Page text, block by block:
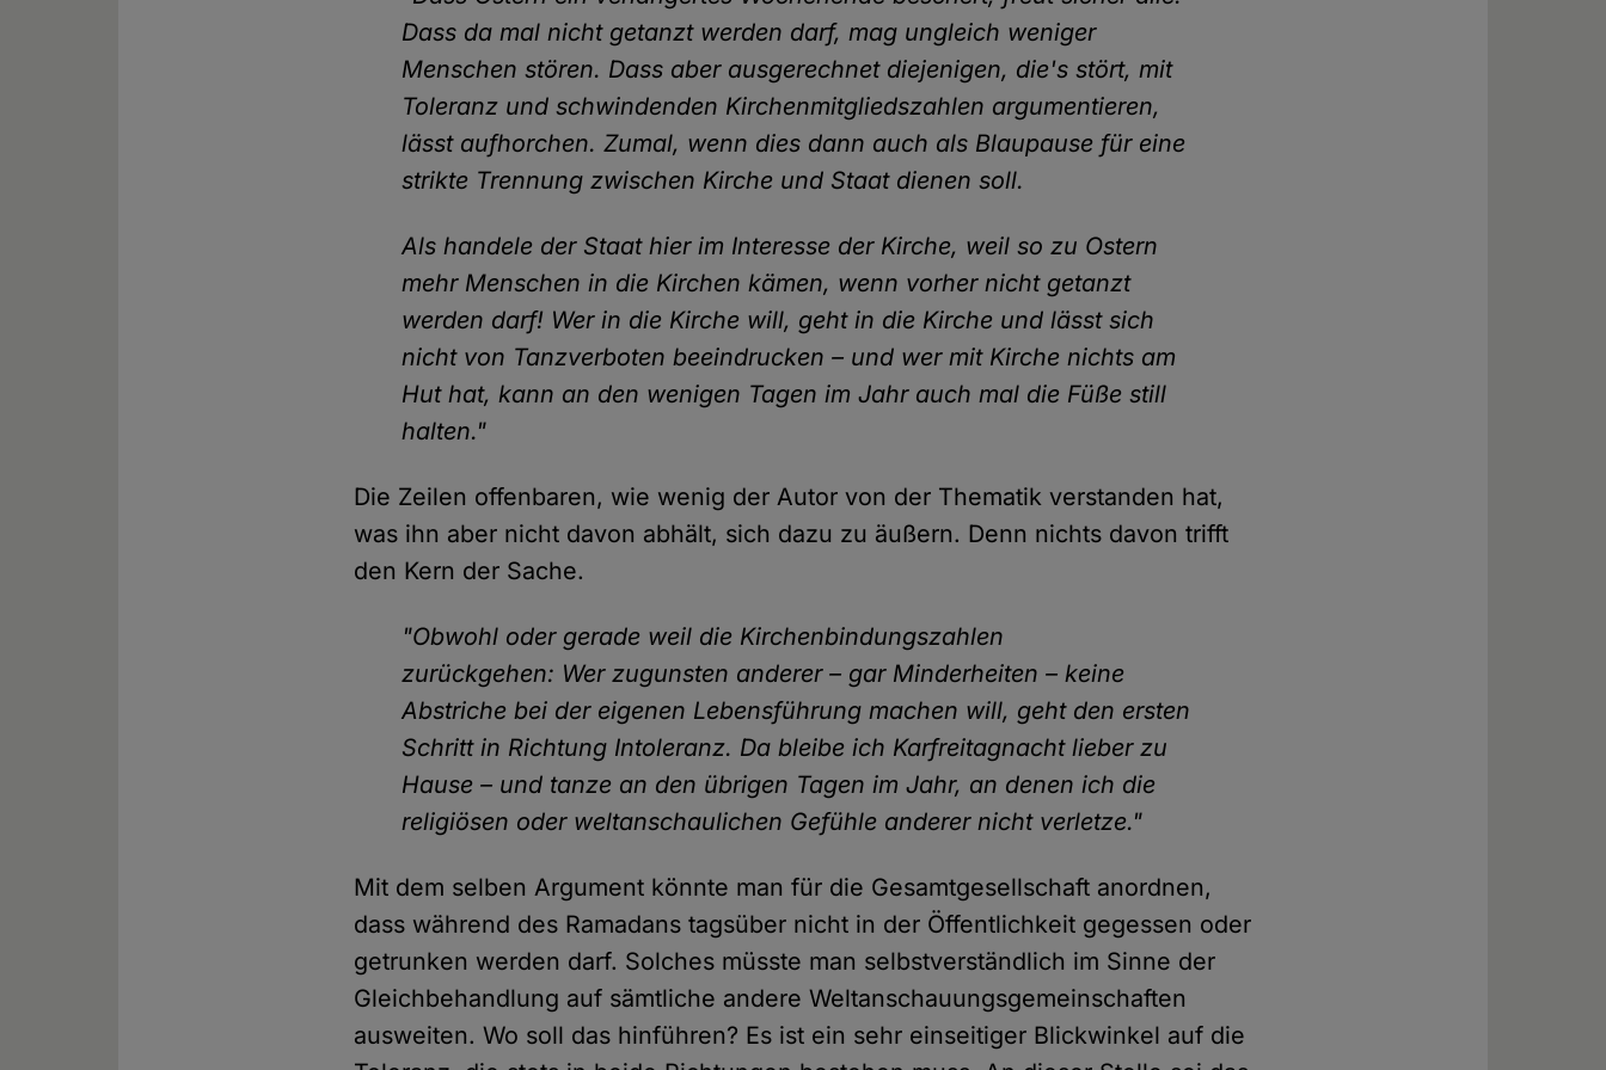
Dass da mal nicht getanzt werden darf, mag ungleich weniger
Menschen stören. Dass aber ausgerechnet diejenigen, die's stört, mit
Toleranz und schwindenden Kirchenmitgliedszahlen argumentieren,
lässt aufhorchen. Zumal, wenn dies dann auch als Blaupause für eine
strikte Trennung zwischen Kirche und Staat dienen soll.
Als handele der Staat hier im Interesse der Kirche, weil so zu Ostern
mehr Menschen in die Kirchen kämen, wenn vorher nicht getanzt
werden darf! Wer in die Kirche will, geht in die Kirche und lässt sich
nicht von Tanzverboten beeindrucken – und wer mit Kirche nichts am
Hut hat, kann an den wenigen Tagen im Jahr auch mal die Füße still
halten."
Die Zeilen offenbaren, wie wenig der Autor von der Thematik verstanden hat,
was ihn aber nicht davon abhält, sich dazu zu äußern. Denn nichts davon trifft
den Kern der Sache.
"Obwohl oder gerade weil die Kirchenbindungszahlen
zurückgehen: Wer zugunsten anderer – gar Minderheiten – keine
Abstriche bei der eigenen Lebensführung machen will, geht den ersten
Schritt in Richtung Intoleranz. Da bleibe ich Karfreitagnacht lieber zu
Hause – und tanze an den übrigen Tagen im Jahr, an denen ich die
religiösen oder weltanschaulichen Gefühle anderer nicht verletze."
Mit dem selben Argument könnte man für die Gesamtgesellschaft anordnen,
dass während des Ramadans tagsüber nicht in der Öffentlichkeit gegessen oder
getrunken werden darf. Solches müsste man selbstverständlich im Sinne der
Gleichbehandlung auf sämtliche andere Weltanschauungsgemeinschaften
ausweiten. Wo soll das hinführen? Es ist ein sehr einseitiger Blickwinkel auf die